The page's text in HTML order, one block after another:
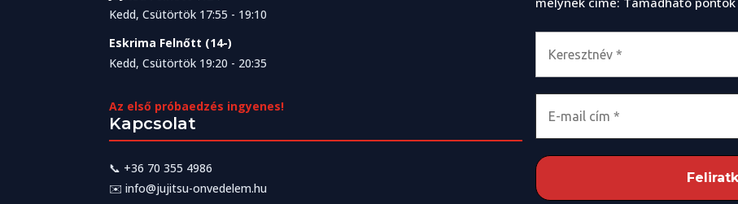
Kedd, Csütörtök 17:55 - 19:10
Eskrima Felnőtt (14-)
Kedd, Csütörtök 19:20 - 20:35
Az első próbaedzés ingyenes!
Kapcsolat
📞 +36 70 355 4986
✉️info@jujitsu-onvedelem.hu